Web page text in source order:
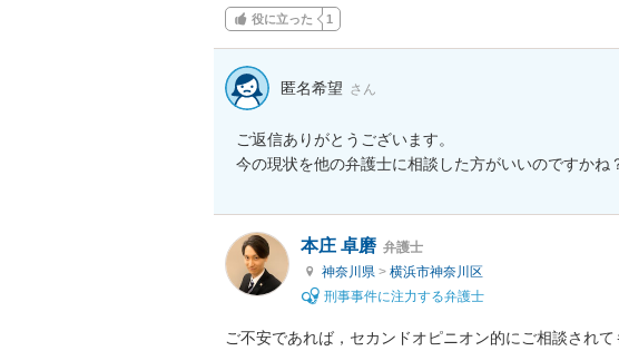
役に立った 1
匿名希望 さん
ご返信ありがとうございます。
今の現状を他の弁護士に相談した方がいいのですかね
本庄 卓磨 弁護士
神奈川県 > 横浜市神奈川区
刑事事件に注力する弁護士
ご不安であれば，セカンドオピニオン的にご相談されて